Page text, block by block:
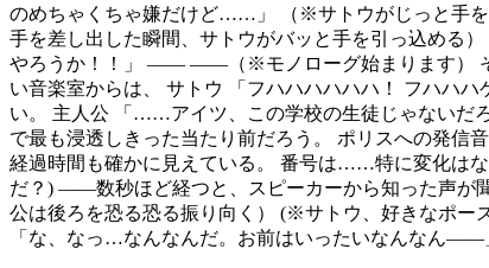
のめちゃくちゃ嫌だけど……」 （※サトウがじっと手
手を差し出した瞬間、サトウがバッと手を引っ込める
やろうか！！」 ―― ――（※モノローグ始まります） そ
い音楽室からは、 サトウ 「フハハハハハハ！ フハハ
い。 主人公 「……アイツ、この学校の生徒じゃないだ
で最も浸透しきった当たり前だろう。 ポリスへの発信
経過時間も確かに見えている。 番号は……特に変化は
だ？) ――数秒ほど経つと、スピーカーから知った声
公は後ろを恐る恐る振り向く） (※サトウ、好きなポ
「な、なっ…なんなんだ。お前はいったいなんなん――